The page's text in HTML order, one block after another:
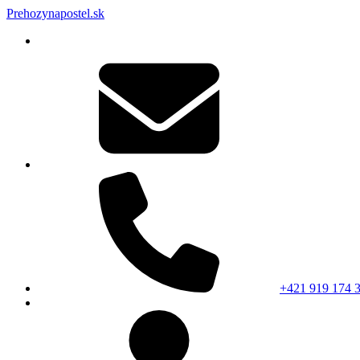
Prehozynapostel.sk
+421 919 174